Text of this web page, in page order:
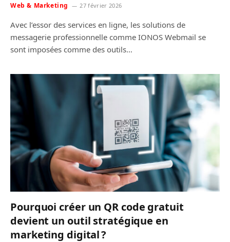
Web & Marketing 27 février 2026
Avec l’essor des services en ligne, les solutions de
messagerie professionnelle comme IONOS Webmail se
sont imposées comme des outils…
Pourquoi créer un QR code gratuit
devient un outil stratégique en
marketing digital ?